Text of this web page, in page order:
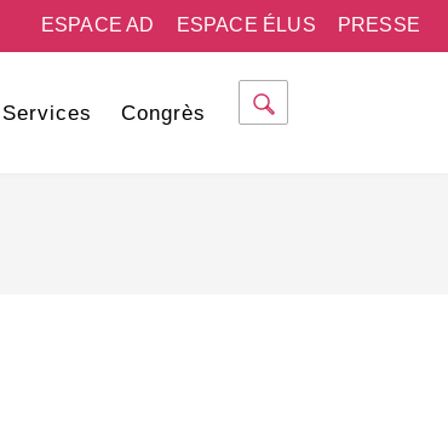
PRESSE
ESPACE ÉLUS
ESPACE AD
Services Congrès